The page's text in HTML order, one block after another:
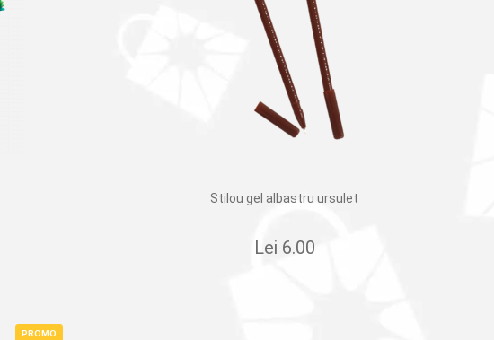
Stilou gel albastru ursulet
Lei 6.00
PROMO